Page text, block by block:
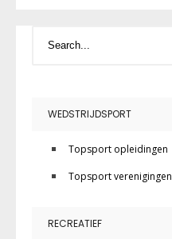
WEDSTRIJDSPORT
Topsport opleidingen
Topsport verenigingen
RECREATIEF